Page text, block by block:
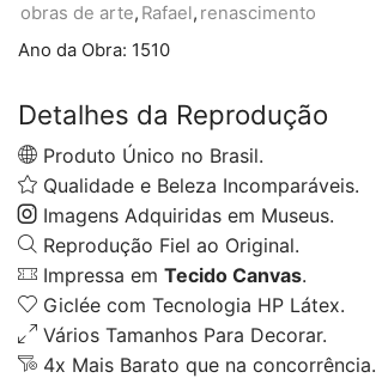
obras de arte, Rafael, renascimento
Ano da Obra: 1510
Detalhes da Reprodução
Produto Único no Brasil.
Qualidade e Beleza Incomparáveis.
Imagens Adquiridas em Museus.
Reprodução Fiel ao Original.
Impressa em Tecido Canvas.
Giclée com Tecnologia HP Látex.
Vários Tamanhos Para Decorar.
4x Mais Barato que na concorrência.